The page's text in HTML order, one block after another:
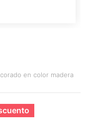
en color madera